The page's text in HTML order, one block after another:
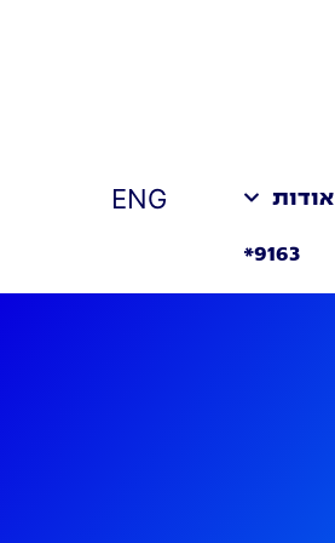
אודות
9163*
ENG